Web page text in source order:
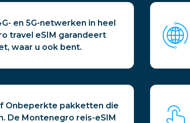
en 5G-netwerken in heel
travel eSIM garandeert
waar u ook bent.
Onbeperkte pakketten die
De Montenegro reis-eSIM